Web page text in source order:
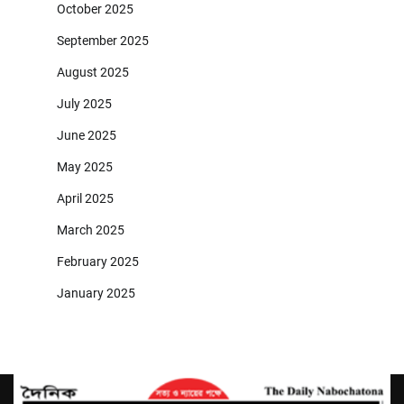
October 2025
September 2025
August 2025
July 2025
June 2025
May 2025
April 2025
March 2025
February 2025
January 2025